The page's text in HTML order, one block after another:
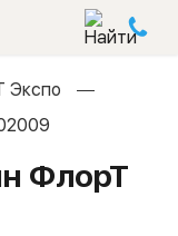
Экспо
ФлорТ